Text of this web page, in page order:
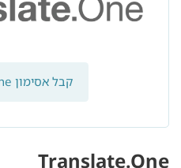
קבל אסימון Translate.One
Translate.One